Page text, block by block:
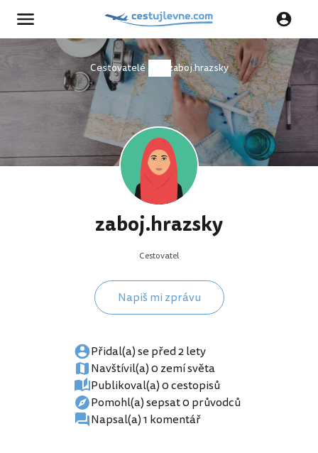
Cestovatelé zaboj.hrazsky
zaboj.hrazsky
Cestovatel
Napiš mi zprávu
Přidal(a) se před 2 lety
Navštívil(a) 0 zemí světa
Publikoval(a) 0 cestopisů
Pomohl(a) sepsat 0 průvodců
Napsal(a) 1 komentář